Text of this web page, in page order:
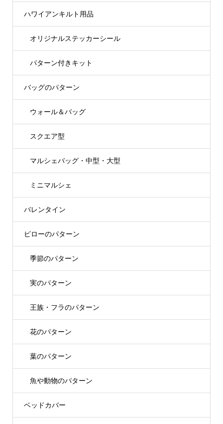
ハワイアンキルト用品
オリジナルステッカーシール
パターン付きキット
バッグのパターン
ウォール＆バッグ
スクエア型
マルシェバッグ・中型・大型
ミニマルシェ
バレンタイン
ピローのパターン
季節のパターン
実のパターン
王族・フラのパターン
花のパターン
葉のパターン
魚や動物のパターン
ベッドカバー